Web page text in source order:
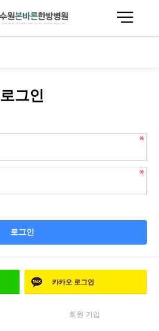
로그인
로그인
카카오 로그인
회원 가입